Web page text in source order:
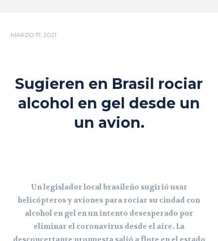
MARZO 17, 2021
Sugieren en Brasil rociar
alcohol en gel desde un
un avion.
Un legislador local brasileño sugirió usar
helicópteros y aviones para rociar su ciudad con
alcohol en gel en un intento desesperado por
eliminar el coronavirus desde el aire. La